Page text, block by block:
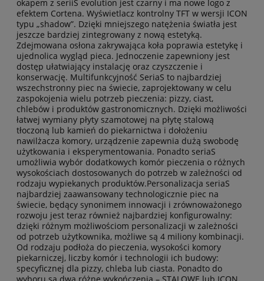
okapem z seriiS evolution jest czarny i ma nowe logo z
efektem Cortena. Wyświetlacz kontrolny TFT w wersji ICON
typu „shadow”. Dzięki mniejszego natężenia światła jest
jeszcze bardziej zintegrowany z nową estetyką.
Zdejmowana osłona zakrywająca koła poprawia estetykę i
ujednolica wygląd pieca. Jednoczenie zapewniony jest
dostęp ułatwiający instalację oraz czyszczenie i
konserwację. Multifunkcyjność SeriaS to najbardziej
wszechstronny piec na świecie, zaprojektowany w celu
zaspokojenia wielu potrzeb pieczenia: pizzy, ciast,
chlebów i produktów gastronomicznych. Dzięki możliwości
łatwej wymiany płyty szamotowej na płytę stalową
tłoczoną lub kamień do piekarnictwa i dołożeniu
nawilżacza komory, urządzenie zapewnia dużą swobodę
użytkowania i eksperymentowania. Ponadto seriaS
umożliwia wybór dodatkowych komór pieczenia o różnych
wysokościach dostosowanych do potrzeb w zależności od
rodzaju wypiekanych produktów.Personalizacja seriaS
najbardziej zaawansowany technologicznie piec na
świecie, będący synonimem innowacji i zrównoważonego
rozwoju jest teraz również najbardziej konfigurowalny:
dzięki różnym możliwościom personalizacji w zależności
od potrzeb użytkownika, możliwe są 4 miliony kombinacji.
Od rodzaju podłoża do pieczenia, wysokości komory
piekarniczej, liczby komór i technologii ich budowy:
specyficznej dla pizzy, chleba lub ciasta. Ponadto do